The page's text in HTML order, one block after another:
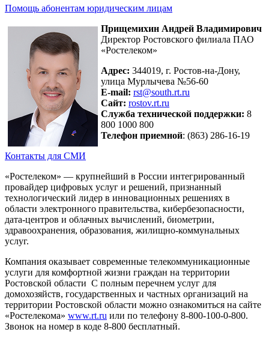
Помощь абонентам юридическим лицам
Прищемихин Андрей Владимирович
Директор Ростовского филиала ПАО
«Ростелеком»
Адрес: 344019, г. Ростов-на-Дону,
улица Мурлычева №56-60
E-mail: rst@south.rt.ru
Сайт: rostov.rt.ru
Служба технической поддержки: 8
800 1000 800
Телефон приемной: (863) 286-16-19
Контакты для СМИ
«Ростелеком» — крупнейший в России интегрированный
провайдер цифровых услуг и решений, признанный
технологический лидер в инновационных решениях в
области электронного правительства, кибербезопасности,
дата-центров и облачных вычислений, биометрии,
здравоохранения, образования, жилищно-коммунальных
услуг.
Компания оказывает современные телекоммуникационные
услуги для комфортной жизни граждан на территории
Ростовской области С полным перечнем услуг для
домохозяйств, государственных и частных организаций на
территории Ростовской области можно ознакомиться на сайте
«Ростелекома» www.rt.ru или по телефону 8-800-100-0-800.
Звонок на номер в коде 8-800 бесплатный.